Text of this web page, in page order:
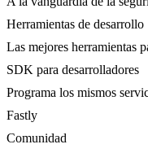
Herramientas de desarrollo
Las mejores herramientas
SDK para desarrolladores
Programa los mismos
Fastly
Comunidad